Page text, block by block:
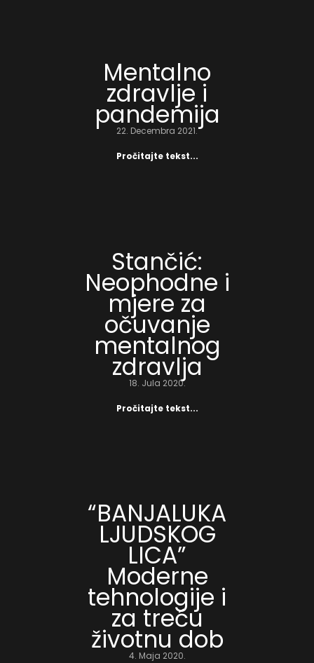
Mentalno
zdravlje i
pandemija
22. Decembra 2021.
Pročitajte tekst...
Stančić:
Neophodne i
mjere za
očuvanje
mentalnog
zdravlja
18. Jula 2020.
Pročitajte tekst...
“BANJALUKA
LJUDSKOG
LICA”
Moderne
tehnologije i
za treću
životnu dob
4. Maja 2020.